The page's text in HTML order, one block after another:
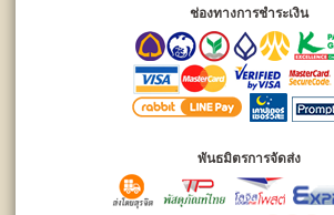
ช่องทางการชำระเงิน
พันธมิตรการจัดส่ง